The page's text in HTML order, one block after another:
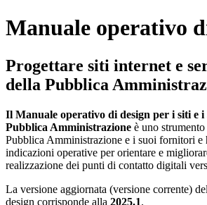
Manuale operativo
Progettare siti internet e
della Pubblica
Il Manuale operativo di design per i siti e
Pubblica Amministrazione è uno
Pubblica Amministrazione e i suoi fornitori e
indicazioni operative per orientare e
realizzazione dei punti di contatto digitali
La versione aggiornata (versione corrente)
design corrisponde alla 2025.1.